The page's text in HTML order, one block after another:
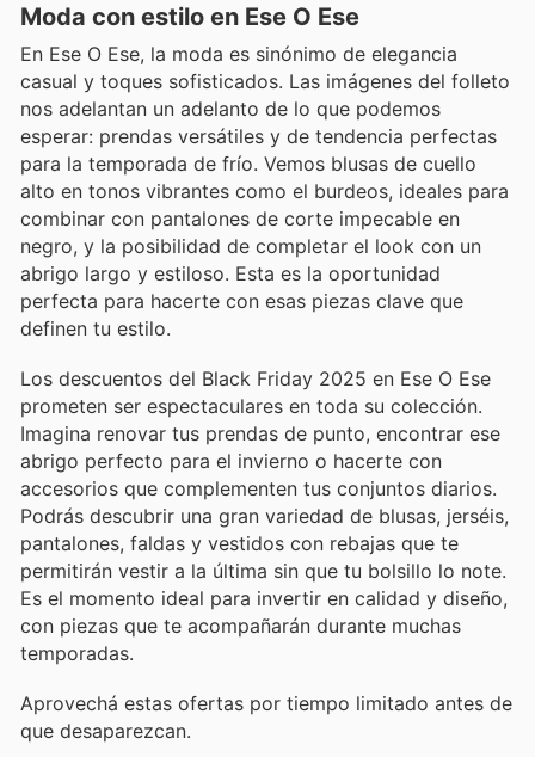
Moda con estilo en Ese O Ese
En Ese O Ese, la moda es sinónimo de elegancia
casual y toques sofisticados. Las imágenes del folleto
nos adelantan un adelanto de lo que podemos
esperar: prendas versátiles y de tendencia perfectas
para la temporada de frío. Vemos blusas de cuello
alto en tonos vibrantes como el burdeos, ideales para
combinar con pantalones de corte impecable en
negro, y la posibilidad de completar el look con un
abrigo largo y estiloso. Esta es la oportunidad
perfecta para hacerte con esas piezas clave que
definen tu estilo.
Los descuentos del Black Friday 2025 en Ese O Ese
prometen ser espectaculares en toda su colección.
Imagina renovar tus prendas de punto, encontrar ese
abrigo perfecto para el invierno o hacerte con
accesorios que complementen tus conjuntos diarios.
Podrás descubrir una gran variedad de blusas, jerséis,
pantalones, faldas y vestidos con rebajas que te
permitirán vestir a la última sin que tu bolsillo lo note.
Es el momento ideal para invertir en calidad y diseño,
con piezas que te acompañarán durante muchas
temporadas.
Aprovechá estas ofertas por tiempo limitado antes de
que desaparezcan.